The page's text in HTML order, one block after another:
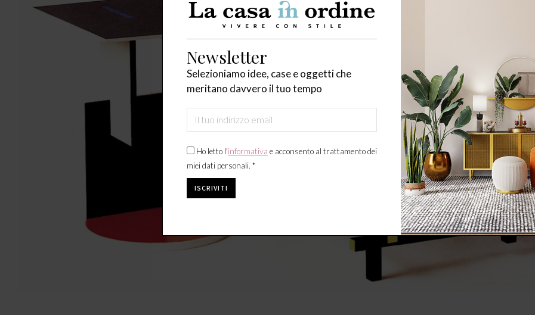
Newsletter
Selezioniamo idee, case e oggetti che
meritano davvero il tuo tempo
Ho letto l'informativa e acconsento al trattamento dei
miei dati personali. *